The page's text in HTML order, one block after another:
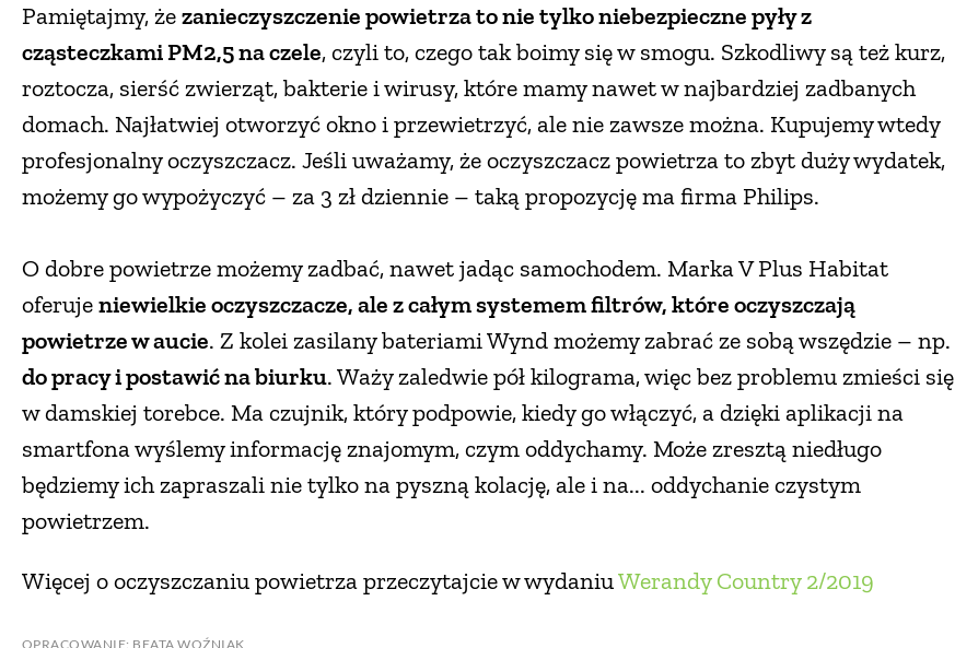
Pamiętajmy, żezanieczyszczenie powietrza to nie tylko niebezpieczne pyły z
cząsteczkami PM2,5 na czele, czyli to, czego tak boimy się w smogu. Szkodliwy są też kurz,
roztocza, sierść zwierząt, bakterie i wirusy, które mamy nawet w najbardziej zadbanych
domach. Najłatwiej otworzyć okno i przewietrzyć, ale nie zawsze można. Kupujemy wtedy
profesjonalny oczyszczacz. Jeśli uważamy, że oczyszczacz powietrza to zbyt duży wydatek,
możemy go wypożyczyć – za 3 zł dziennie – taką propozycję ma firma Philips.
O dobre powietrze możemy zadbać, nawet jadąc samochodem. Marka V Plus Habitat
oferujeniewielkie oczyszczacze, ale z całym systemem filtrów, które oczyszczają
powietrze w aucie. Z kolei zasilany bateriami Wynd możemy zabrać ze sobą wszędzie – np.
do pracy i postawić na biurku. Waży zaledwie pół kilograma, więc bez problemu zmieści się
w damskiej torebce. Ma czujnik, który podpowie, kiedy go włączyć, a dzięki aplikacji na
smartfona wyślemy informację znajomym, czym oddychamy. Może zresztą niedługo
będziemy ich zapraszali nie tylko na pyszną kolację, ale i na... oddychanie czystym
powietrzem.
Więcej o oczyszczaniu powietrza przeczytajcie w wydaniuWerandy Country 2/2019
OPRACOWANIE: BEATA WOŹNIAK